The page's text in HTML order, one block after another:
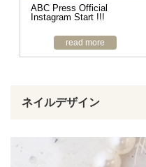
ABC Press Official
Instagram Start !!!
read more
ネイルデザイン